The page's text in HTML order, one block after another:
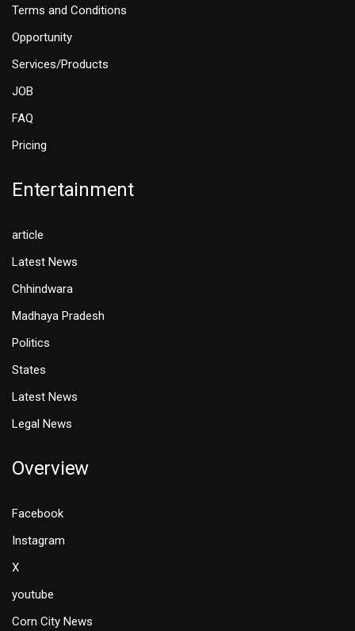
Terms and Conditions
Opportunity
Services/Products
JOB
FAQ
Pricing
Entertainment
article
Latest News
Chhindwara
Madhaya Pradesh
Politics
States
Latest News
Legal News
Overview
Facebook
Instagram
X
youtube
Corn City News